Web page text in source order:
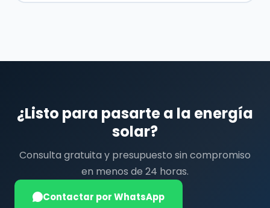
¿Listo para pasarte a la energía
solar?
Consulta gratuita y presupuesto sin compromiso
en menos de 24 horas.
Contactar por WhatsApp